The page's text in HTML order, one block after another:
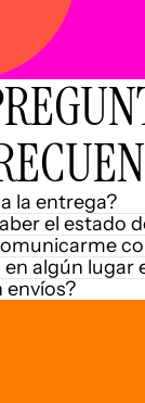
la entrega?
el estado
algún lugar
envíos?